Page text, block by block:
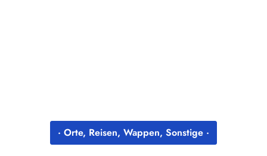
· Orte, Reisen, Wappen, Sonstige ·